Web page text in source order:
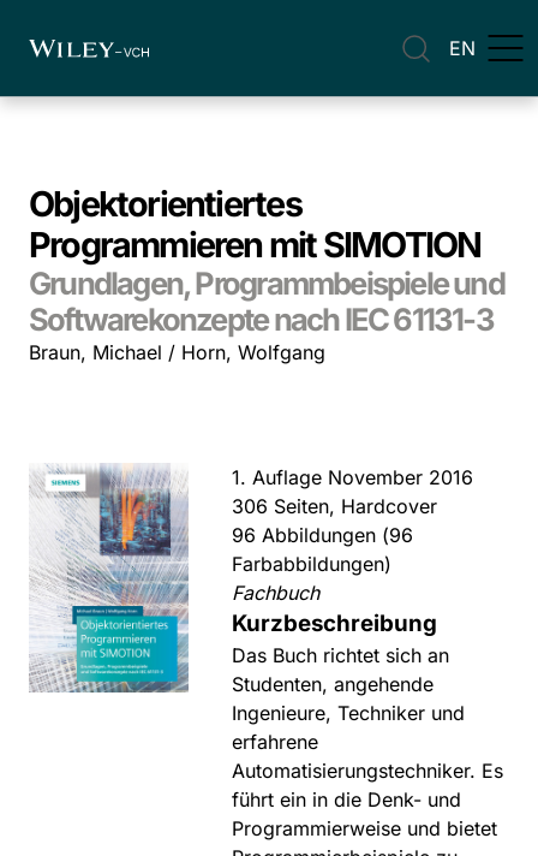
EN
Objektorientiertes
Programmieren mit SIMOTION
Grundlagen, Programmbeispiele und
Softwarekonzepte nach IEC 61131-3
Braun, Michael / Horn, Wolfgang
1. Auflage November 2016
306 Seiten, Hardcover
96 Abbildungen (96
Farbabbildungen)
Fachbuch
Kurzbeschreibung
Das Buch richtet sich an
Studenten, angehende
Ingenieure, Techniker und
erfahrene
Automatisierungstechniker. Es
führt ein in die Denk- und
Programmierweise und bietet